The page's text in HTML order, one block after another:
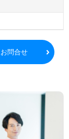
トホームな職
所様！◎
す。幅広い年
、働きやすい
いポイント！
護を行いた
ます。お問い
ィルオブ介
慮なく＊
お問合せ